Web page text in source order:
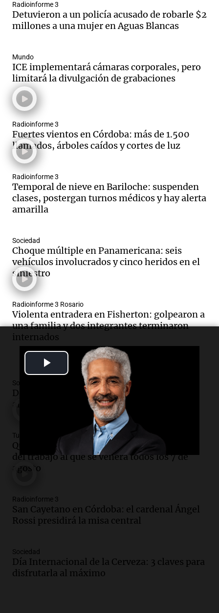
Play
Video
Radioinforme 3
Detuvieron a un policía acusado de robarle $2
millones a una mujer en Aguas Blancas
Mundo
ICE implementará cámaras corporales, pero
limitará la divulgación de grabaciones
Radioinforme 3
Fuertes vientos en Córdoba: más de 1.500
llamados, árboles caídos y cortes de luz
Radioinforme 3
Temporal de nieve en Bariloche: suspenden
clases, postergan turnos médicos y hay alerta
amarilla
Sociedad
Choque múltiple en Panamericana: seis
vehículos involucrados y cinco heridos en el
siniestro
Radioinforme 3 Rosario
Violenta entradera en Fisherton: golpearon a
una familia y dos integrantes terminaron
internados
Sociedad
Detienen a conductor con licencia falsa y
alcohol en sangre en la Autopista Riccheri
Turno Noche
Quién fue San Cayetano, patrono del pan y
del trabajo al que se venera todos los 7 de
agosto
Radioinforme 3
San Cayetano en Córdoba: el cardenal Ángel
Rossi presidirá la misa central
Sociedad
Día Internacional de la Cerveza: 3 claves para
disfrutarla al máximo